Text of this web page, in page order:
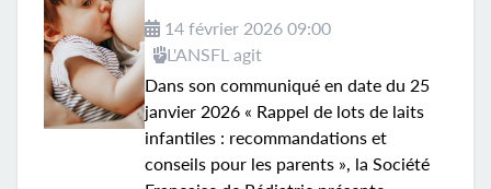
14 février 2026 09:00
L'ANSFL agit
Dans son communiqué en date du 25
janvier 2026 « Rappel de lots de laits
infantiles : recommandations et
conseils pour les parents », la Société